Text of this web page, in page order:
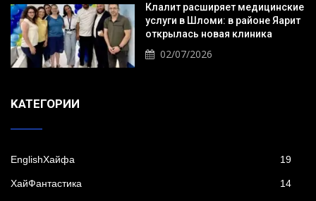
Клалит расширяет медицинские
услуги в Шломи: в районе Яарит
открылась новая клиника
02/07/2026
KАТЕГОРИИ
EnglishХайфа 19
XайФантастика 14